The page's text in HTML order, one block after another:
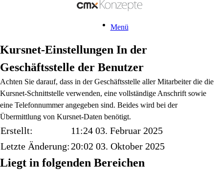
Menü
Kursnet-Einstellungen In der
Geschäftsstelle der Benutzer
Achten Sie darauf, dass in der Geschäftsstelle aller Mitarbeiter die die
Kursnet-Schnittstelle verwenden, eine vollständige Anschrift sowie
eine Telefonnummer angegeben sind. Beides wird bei der
Übermittlung von Kursnet-Daten benötigt.
Erstellt:
11:24 03. Februar 2025
Letzte Änderung: 20:02 03. Oktober 2025
Liegt in folgenden Bereichen